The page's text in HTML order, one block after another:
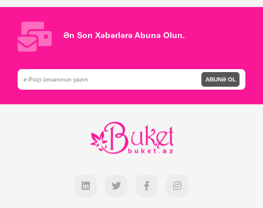
Ən Son Xəbərlərə Abunə Olun.
ABUNƏ OL